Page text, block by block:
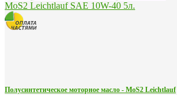
Полусинтетическое моторное масло - MoS2 Leichtlauf